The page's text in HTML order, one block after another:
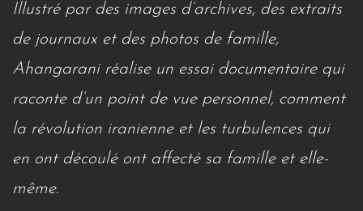
Illustré par des images d’archives, des extraits
de journaux et des photos de famille,
Ahangarani réalise un essai documentaire qui
raconte d’un point de vue personnel, comment
la révolution iranienne et les turbulences qui
en ont découlé ont affecté sa famille et elle-
même.